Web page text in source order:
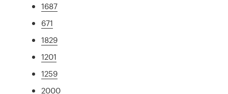
1687
671
1829
1201
1259
2000